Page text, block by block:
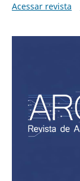
Acessar revista